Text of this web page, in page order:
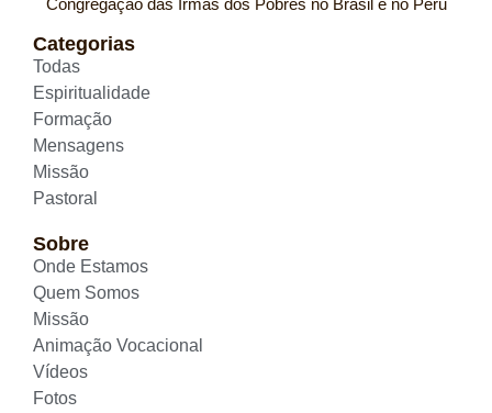
Categorias
Todas
Espiritualidade
Formação
Mensagens
Missão
Pastoral
Sobre
Onde Estamos
Quem Somos
Missão
Animação Vocacional
Vídeos
Fotos